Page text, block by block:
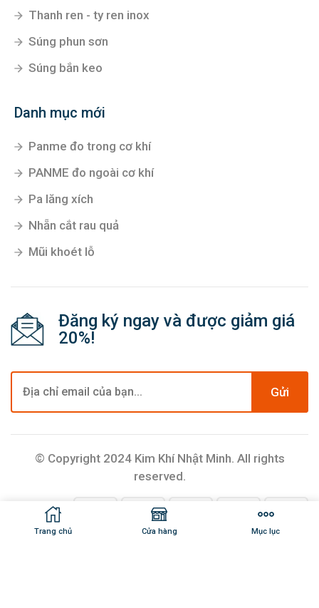
Trang chủ Cửa hàng Mục lục
Thanh ren - ty ren inox
Súng phun sơn
Súng bắn keo
Danh mục mới
Panme đo trong cơ khí
PANME đo ngoài cơ khí
Pa lăng xích
Nhẵn cắt rau quả
Mũi khoét lỗ
Đăng ký ngay và được giảm giá
20%!
Gửi
© Copyright 2024 Kim Khí Nhật Minh. All rights
reserved.